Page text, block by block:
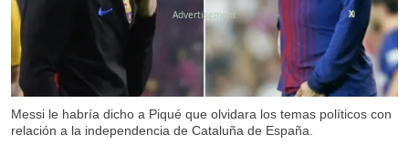
Messi le habría dicho a Piqué que olvidara los temas políticos con
relación a la independencia de Cataluña de España.
X